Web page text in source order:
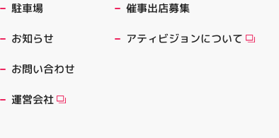
駐車場
お知らせ
お問い合わせ
運営会社
催事出店募集
アティビジョンについて